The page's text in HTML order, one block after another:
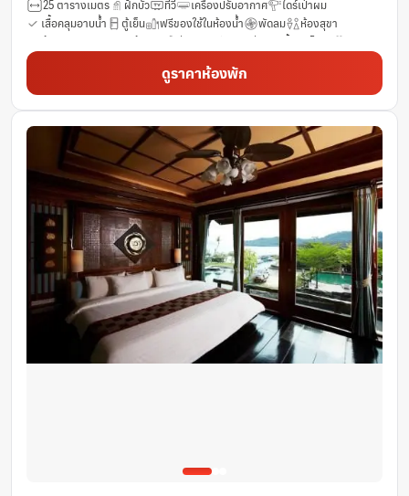
25 ตารางเมตร ฝักบัว ทีวี เครื่องปรับอากาศ
ไดร์เป่าผม
เสื้อคลุมอาบน้ำ
ตู้เย็น ฟรีของใช้ในห้องน้ำ พัดลม
ห้องสุขา
ห้องสุขารวม
รองเท้าแตะ ช่องดาวเทียม ช่องเคเบิ้ล โซฟา
ผ้าเช็ดตัว
ใช้บันไดเท่านั้นสำหรับชั้นบน
รถเข็นผู้พิการสามารถเข้าถึงได้ในพื้นที่
ราวแขวนเสื้อ
ห้องน้ำส่วนตัว
เข้าถึงได้โดยบันได
ห้องสุขาเพิ่มเติม
เตียงสำหรับเด็ก (เมื่อแจ้งความประสงค์)
ตู้เสื้อผ้า
โต๊ะ
เตียงเสริมยาวพิเศษ (>6.5 ฟุต)
ถังดับเพลิง
น้ำดื่มบรรจุขวด (ฟรี)
เก้าอี้สูง
ตู้นิรภัย ห้องปลอดบุหรี่
บริการสระว่ายน้ำ
บริการด้านความปลอดภัย
พื้นที่นั่งเล่น
ชุดเครื่องนอนช่วยให้หลับสบาย
เตาเสียบปลั๊กไฟใกล้หัวเตียง
โทรศัพท์
ถังขยะ
ห้องอาบน้ำฝักบัวแบบวอล์คอิน
ฟรี Wifi
ดูราคาห้องพัก